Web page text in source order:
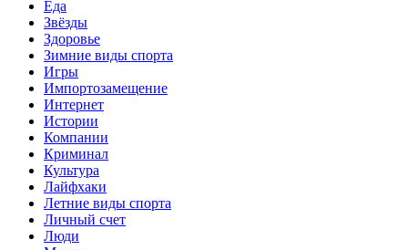
Еда
Звёзды
Здоровье
Зимние виды спорта
Игры
Импортозамещение
Интернет
Истории
Компании
Криминал
Культура
Лайфхаки
Летние виды спорта
Личный счет
Люди